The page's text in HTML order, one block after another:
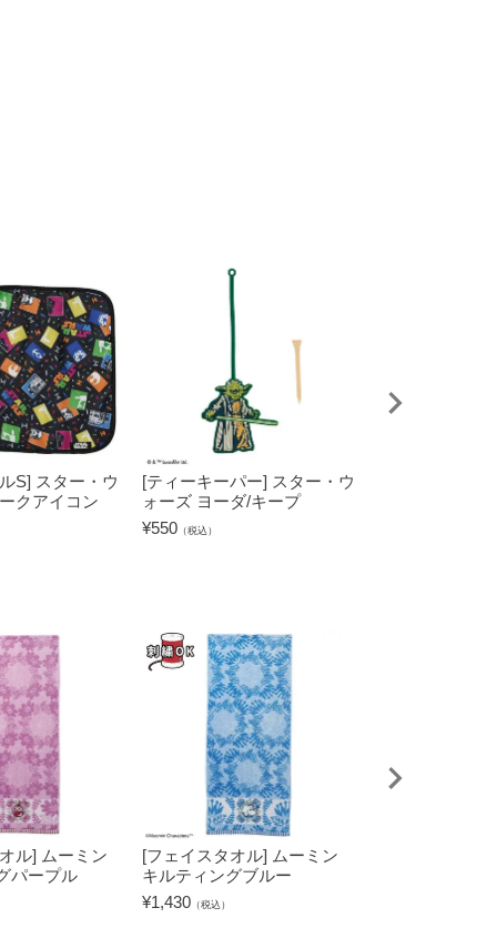
S] スター・ウ
クアイコン
[ティーキーパー] スター・ウ
ォーズ ヨーダ/キープ
¥550 （税込）
ル] ムーミン
パープル
[フェイスタオル] ムーミン
キルティングブルー
¥1,430 （税込）